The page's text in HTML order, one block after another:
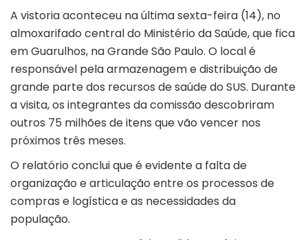
A vistoria aconteceu na última sexta-feira (14), no
almoxarifado central do Ministério da Saúde, que fica
em Guarulhos, na Grande São Paulo. O local é
responsável pela armazenagem e distribuição de
grande parte dos recursos de saúde do SUS. Durante
a visita, os integrantes da comissão descobriram
outros 75 milhões de itens que vão vencer nos
próximos três meses.
O relatório conclui que é evidente a falta de
organização e articulação entre os processos de
compras e logística e as necessidades da
população.